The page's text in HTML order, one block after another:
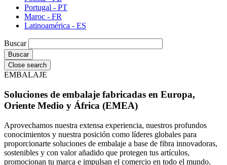
Portugal - PT
Maroc - FR
Latinoamérica - ES
Buscar
Close search
EMBALAJE
Soluciones de embalaje fabricadas en Europa,
Oriente Medio y África (EMEA)
Aprovechamos nuestra extensa experiencia, nuestros profundos
conocimientos y nuestra posición como líderes globales para
proporcionarte soluciones de embalaje a base de fibra innovadoras,
sostenibles y con valor añadido que protegen tus artículos,
promocionan tu marca e impulsan el comercio en todo el mundo.